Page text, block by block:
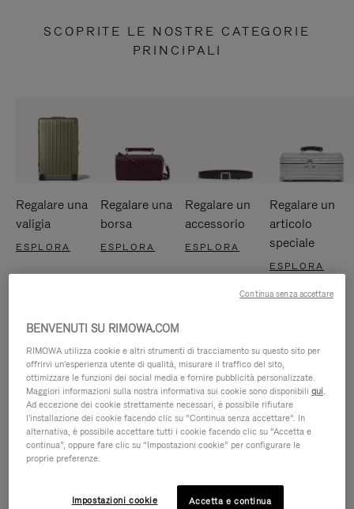
SCOPRITE LE NOSTRE CATEGORIE
PRINCIPALI
Regalare una
valigia
ESPLORA
Regalare una
borsa
ESPLORA
Regalare un
accessorio
ESPLORA
Regalare un
articolo
speciale
ESPLORA
BENVENUTI SU RIMOWA.COM
RIMOWA utilizza cookie e altri strumenti di tracciamento su questo sito per
offrirvi un'esperienza utente di qualità, misurare il traffico del sito,
ottimizzare le funzioni dei social media e fornire pubblicità personalizzate.
Maggiori informazioni sulla nostra informativa sui cookie sono disponibiliqui.
Ad eccezione dei cookie strettamente necessari, è possibile rifiutare
l'installazione dei cookie facendo clic su “Continua senza accettare”. In
alternativa, è possibile accettare tutti i cookie facendo clic su “Accetta e
continua”, oppure fare clic su “Impostazioni cookie” per configurare le
proprie preferenze.
Impostazioni cookie Accetta e continua
Continua senza accettare